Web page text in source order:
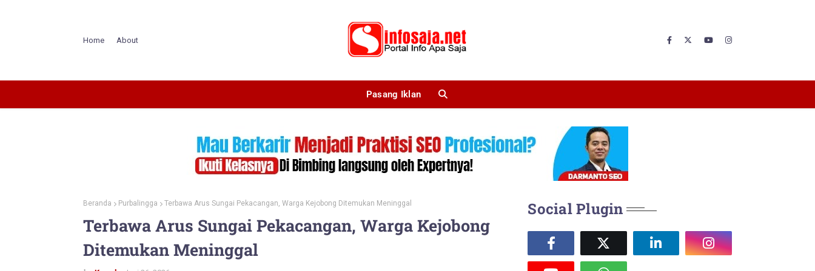
Home About
Pasang Iklan
Beranda Purbalingga Terbawa Arus Sungai Pekacangan, Warga Kejobong Ditemukan Meninggal
Terbawa Arus Sungai Pekacangan, Warga Kejobong
Ditemukan Meninggal
Social Plugin